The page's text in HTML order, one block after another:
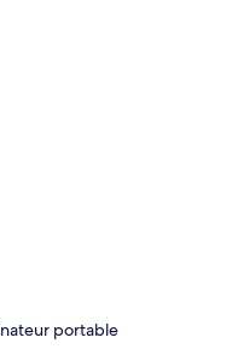
portable